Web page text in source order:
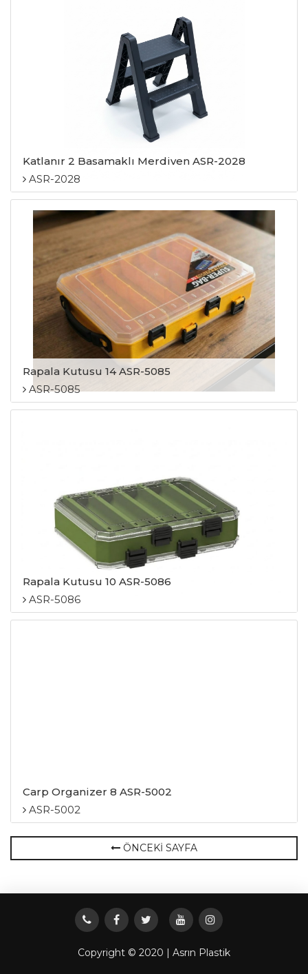
Katlanır 2 Basamaklı Merdiven ASR-2028
ASR-2028
Rapala Kutusu 14 ASR-5085
ASR-5085
Rapala Kutusu 10 ASR-5086
ASR-5086
Carp Organizer 8 ASR-5002
ASR-5002
ÖNCEKİ SAYFA
Copyright © 2020 | Asrın Plastik